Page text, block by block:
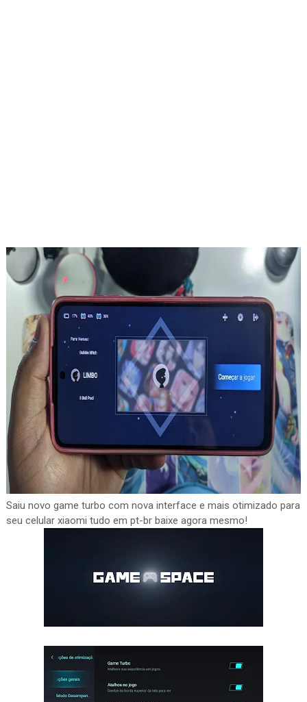
Saiu novo game turbo com nova interface e mais otimizado para
seu celular xiaomi tudo em pt-br baixe agora mesmo!